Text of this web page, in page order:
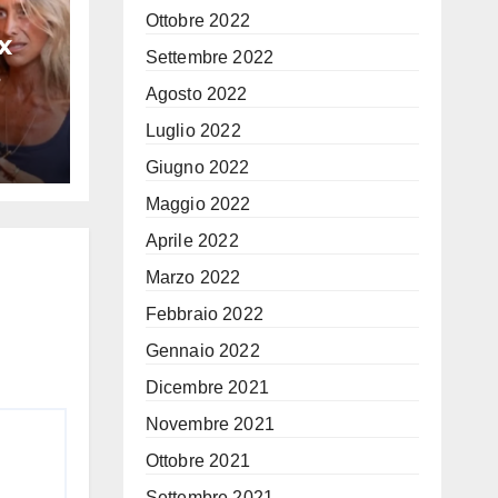
Ottobre 2022
Settembre 2022
Agosto 2022
Luglio 2022
Giugno 2022
Maggio 2022
Aprile 2022
Marzo 2022
Febbraio 2022
Gennaio 2022
Dicembre 2021
Novembre 2021
Ottobre 2021